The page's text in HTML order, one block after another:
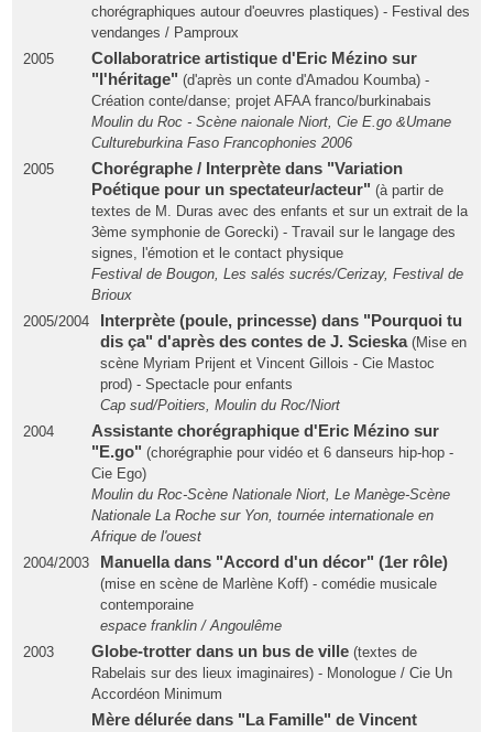
chorégraphiques autour d'oeuvres plastiques) - Festival des
vendanges / Pamproux
2005
Collaboratrice artistique d'Eric Mézino sur
"l'héritage" (d'après un conte d'Amadou Koumba) -
Création conte/danse; projet AFAA franco/burkinabais
Moulin du Roc - Scène naionale Niort, Cie E.go &Umane
Cultureburkina Faso Francophonies 2006
2005
Chorégraphe / Interprète dans "Variation
Poétique pour un spectateur/acteur" (à partir de
textes de M. Duras avec des enfants et sur un extrait de la
3ème symphonie de Gorecki) - Travail sur le langage des
signes, l'émotion et le contact physique
Festival de Bougon, Les salés sucrés/Cerizay, Festival de
Brioux
2005/2004
Interprète (poule, princesse) dans "Pourquoi tu
dis ça" d'après des contes de J. Scieska(Mise en
scène Myriam Prijent et Vincent Gillois - Cie Mastoc
prod) - Spectacle pour enfants
Cap sud/Poitiers, Moulin du Roc/Niort
2004
Assistante chorégraphique d'Eric Mézino sur
"E.go" (chorégraphie pour vidéo et 6 danseurs hip-hop -
Cie Ego)
Moulin du Roc-Scène Nationale Niort, Le Manège-Scène
Nationale La Roche sur Yon, tournée internationale en
Afrique de l'ouest
2004/2003
Manuella dans "Accord d'un décor" (1er rôle)
(mise en scène de Marlène Koff) - comédie musicale
contemporaine
espace franklin / Angoulême
2003
Globe-trotter dans un bus de ville(textes de
Rabelais sur des lieux imaginaires) - Monologue / Cie Un
Accordéon Minimum
Mère délurée dans "La Famille" de Vincent